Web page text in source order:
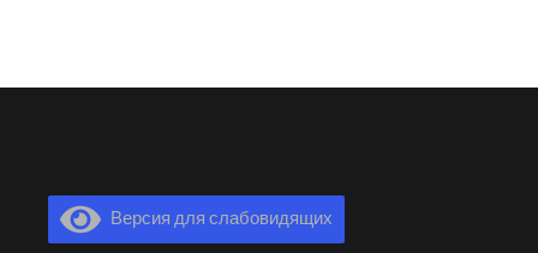
Версия для слабовидящих